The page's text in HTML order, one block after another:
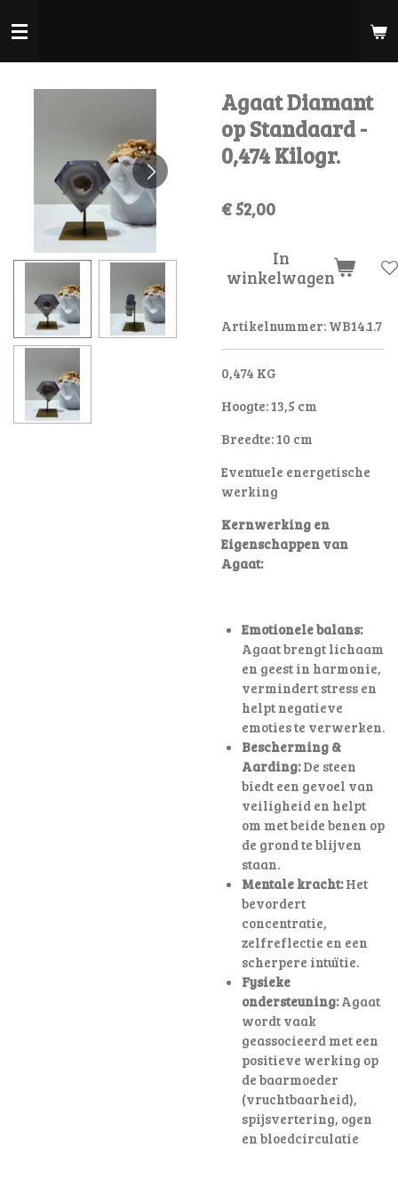
direct
Agaat Diamant
op Standaard -
0,474 Kilogr.
€ 52,00
In
winkelwagen
Artikelnummer: WB14.1.7
0,474 KG
Hoogte: 13,5 cm
Breedte: 10 cm
Eventuele energetische
werking
Kernwerking en
Eigenschappen van
Agaat:
Emotionele balans:
Agaat brengt lichaam
en geest in harmonie,
vermindert stress en
helpt negatieve
emoties te verwerken.
Bescherming &
Aarding:De steen
biedt een gevoel van
veiligheid en helpt
om met beide benen op
de grond te blijven
staan.
Mentale kracht:Het
bevordert
concentratie,
zelfreflectie en een
scherpere intuïtie.
Fysieke
ondersteuning:Agaat
wordt vaak
geassocieerd met een
positieve werking op
de baarmoeder
(vruchtbaarheid),
spijsvertering, ogen
en bloedcirculatie